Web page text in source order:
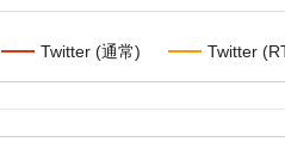
Twitter (通常) Twitter